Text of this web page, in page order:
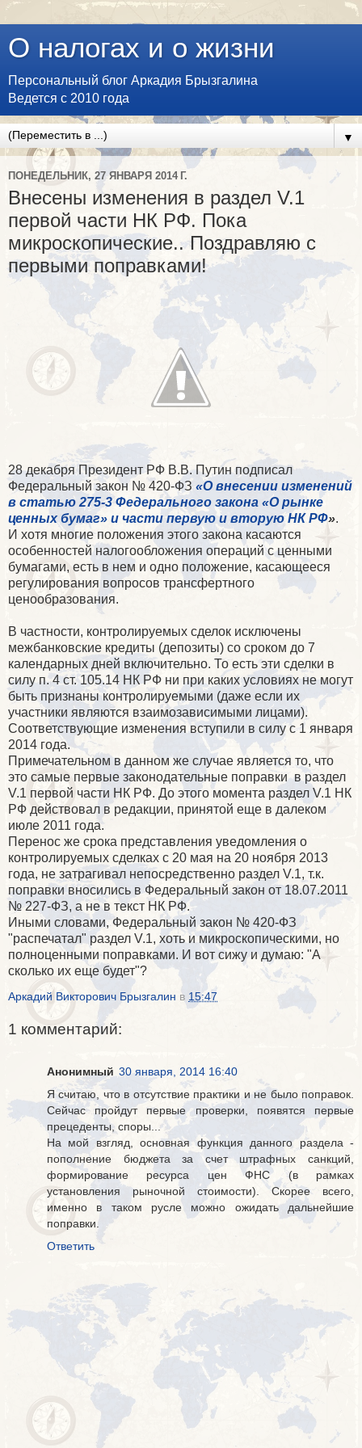
О налогах и о жизни
Персональный блог Аркадия Брызгалина
Ведется с 2010 года
▼
ПОНЕДЕЛЬНИК, 27 ЯНВАРЯ 2014 Г.
Внесены изменения в раздел V.1
первой части НК РФ. Пока
микроскопические.. Поздравляю с
первыми поправками!
28 декабря Президент РФ В.В. Путин подписал
Федеральный закон № 420-ФЗ«О внесении изменений
в статью 275-3 Федерального закона «О рынке
ценных бумаг» и части первую и вторую НК РФ».
И хотя многие положения этого закона касаются
особенностей налогообложения операций с ценными
бумагами, есть в нем и одно положение, касающееся
регулирования вопросов трансфертного
ценообразования.
В частности, контролируемых сделок исключены
межбанковские кредиты (депозиты) со сроком до 7
календарных дней включительно. То есть эти сделки в
силу п. 4 ст. 105.14 НК РФ ни при каких условиях не могут
быть признаны контролируемыми (даже если их
участники являются взаимозависимыми лицами).
Соответствующие изменения вступили в силу с 1 января
2014 года.
Примечательном в данном же случае является то, что
это самые первые законодательные поправки в раздел
V.1 первой части НК РФ. До этого момента раздел V.1 НК
РФ действовал в редакции, принятой еще в далеком
июле 2011 года.
Перенос же срока представления уведомления о
контролируемых сделках с 20 мая на 20 ноября 2013
года, не затрагивал непосредственно раздел V.1, т.к.
поправки вносились в Федеральный закон от 18.07.2011
№ 227-ФЗ, а не в текст НК РФ.
Иными словами, Федеральный закон № 420-ФЗ
"распечатал" раздел V.1, хоть и микроскопическими, но
полноценными поправками. И вот сижу и думаю: "А
сколько их еще будет"?
Аркадий Викторович Брызгалин в 15:47
1 комментарий:
Анонимный 30 января, 2014 16:40
Я считаю, что в отсутствие практики и не было поправок.
Сейчас пройдут первые проверки, появятся первые
прецеденты, споры...
На мой взгляд, основная функция данного раздела -
пополнение бюджета за счет штрафных санкций,
формирование ресурса цен ФНС (в рамках
установления рыночной стоимости). Скорее всего,
именно в таком русле можно ожидать дальнейшие
поправки.
Ответить